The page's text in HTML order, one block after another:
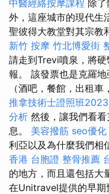
中醫經絡按摩課程 除
外，這座城市的現代生
聖彼得大教堂對其宗教
新竹 按摩 竹北博愛街
請走到Trevi噴泉，將
報。 該發票也是克羅
（酒吧，餐館，出租
推拿技術士證照班2023
分析 然後，讓我們看
息。 美容撥筋 seo優化
利亞以及為什麼我們相
香港 台胞證 整骨推薦
的地方，而且還包括大
在Unitravel提供的早期